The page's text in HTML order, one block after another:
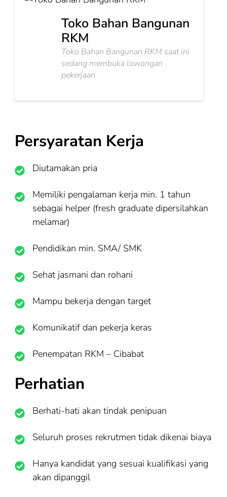
Toko Bahan Bangunan
RKM
Toko Bahan Bangunan RKM saat ini
sedang membuka lowongan
pekerjaan
Persyaratan Kerja
Diutamakan pria
Memiliki pengalaman kerja min. 1 tahun
sebagai helper (fresh graduate dipersilahkan
melamar)
Pendidikan min. SMA/ SMK
Sehat jasmani dan rohani
Mampu bekerja dengan target
Komunikatif dan pekerja keras
Penempatan RKM – Cibabat
Perhatian
Berhati-hati akan tindak penipuan
Seluruh proses rekrutmen tidak dikenai biaya
Hanya kandidat yang sesuai kualifikasi yang
akan dipanggil